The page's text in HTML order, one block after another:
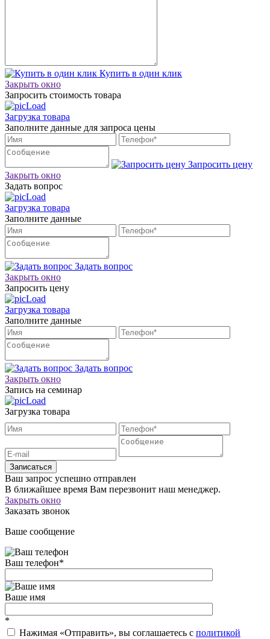
Купить в один клик
Закрыть окно
Запросить стоимость товара
Загрузка товара
Заполните данные для запроса цены
Запросить цену
Закрыть окно
Задать вопрос
Загрузка товара
Заполните данные
Задать вопрос
Закрыть окно
Запросить цену
Загрузка товара
Заполните данные
Задать вопрос
Закрыть окно
Запись на семинар
Загрузка товара
Записаться
Ваш запрос успешно отправлен
В ближайшее время Вам перезвонит наш менеджер.
Закрыть окно
Заказать звонок
Ваше сообщение
Ваш телефон*
Ваше имя
*
Нажимая «Отправить», вы соглашаетесь c политикой